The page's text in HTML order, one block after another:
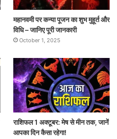
महानवमी पर कन्या पूजन का शुभ मुहूर्त और
विधि – जानिए पूरी जानकारी
October 1, 2025
राशिफल 1 अक्टूबर: मेष से मीन तक, जानें
आपका दिन कैसा रहेगा!